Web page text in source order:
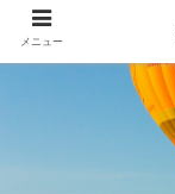
メニュー